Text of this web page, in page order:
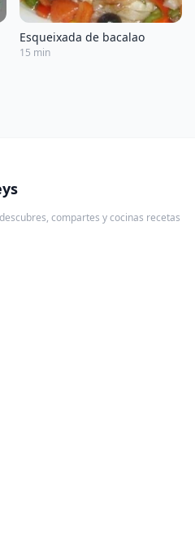
Esqueixada de bacalao
15 min
compartes y cocinas recetas